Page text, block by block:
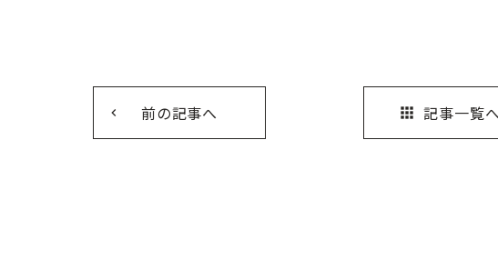
前の記事へ apps 記事一覧へ